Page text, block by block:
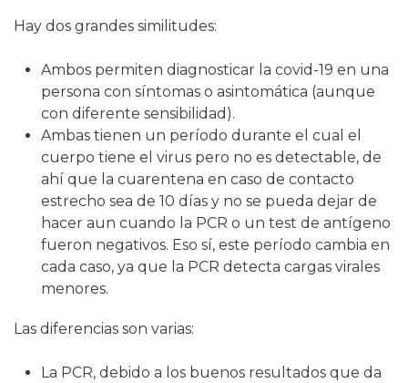
Hay dos grandes similitudes:
Ambos permiten diagnosticar la covid-19 en una
persona con síntomas o asintomática (aunque
con diferente sensibilidad).
Ambas tienen un período durante el cual el
cuerpo tiene el virus pero no es detectable, de
ahí que la cuarentena en caso de contacto
estrecho sea de 10 días y no se pueda dejar de
hacer aun cuando la PCR o un test de antígeno
fueron negativos. Eso sí, este período cambia en
cada caso, ya que la PCR detecta cargas virales
menores.
Las diferencias son varias:
La PCR, debido a los buenos resultados que da